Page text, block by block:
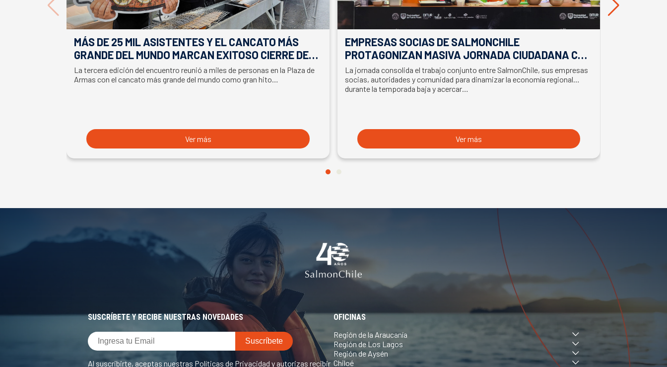
MÁS DE 25 MIL ASISTENTES Y EL CANCATO MÁS
GRANDE DEL MUNDO MARCAN EXITOSO CIERRE DE
LA SEMANA DEL SALMÓN
La tercera edición del encuentro reunió a miles de personas en la Plaza de
Armas con el cancato más grande del mundo como gran hito…
Ver más
EMPRESAS SOCIAS DE SALMONCHILE
PROTAGONIZAN MASIVA JORNADA CIUDADANA CON
LA PARTICIPACIÓN DEL BIMINISTRO DE ECONOMÍA
EN SEMANA DEL SALMÓN
La jornada consolida el trabajo conjunto entre SalmonChile, sus empresas
socias, autoridades y comunidad para dinamizar la economía regional
durante la temporada baja y acercar…
Ver más
SUSCRÍBETE Y RECIBE NUESTRAS NOVEDADES
Al suscribirte, aceptas nuestras Políticas de Privacidad y autorizas recibir
OFICINAS
Región de la Araucanía
Región de Los Lagos
Región de Aysén
Chiloé